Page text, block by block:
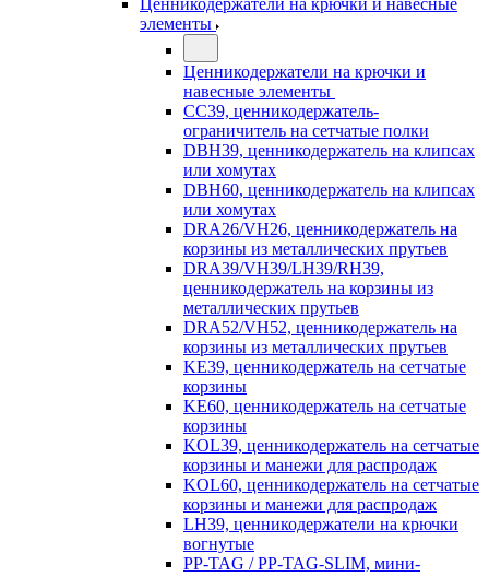
Ценникодержатели на крючки и навесные
элементы
Ценникодержатели на крючки и
навесные элементы
CC39, ценникодержатель-
ограничитель на сетчатые полки
DBH39, ценникодержатель на клипсах
или хомутах
DBH60, ценникодержатель на клипсах
или хомутах
DRA26/VH26, ценникодержатель на
корзины из металлических прутьев
DRA39/VH39/LH39/RH39,
ценникодержатель на корзины из
металлических прутьев
DRA52/VH52, ценникодержатель на
корзины из металлических прутьев
KE39, ценникодержатель на сетчатые
корзины
KE60, ценникодержатель на сетчатые
корзины
KOL39, ценникодержатель на сетчатые
корзины и манежи для распродаж
KOL60, ценникодержатель на сетчатые
корзины и манежи для распродаж
LH39, ценникодержатели на крючки
вогнутые
PP-TAG / PP-TAG-SLIM, мини-